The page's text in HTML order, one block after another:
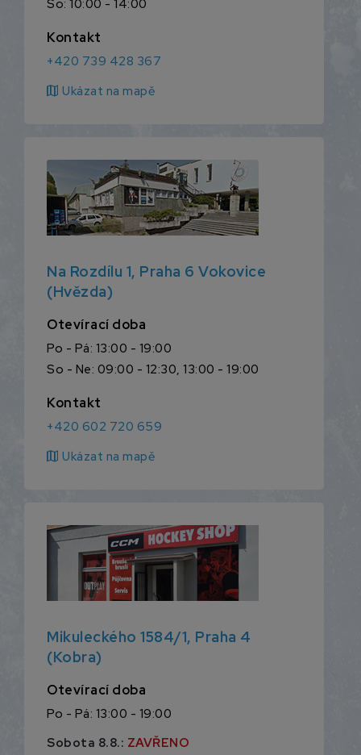
So: 10:00 - 14:00
Kontakt
+420 739 428 367
map Ukázat na mapě
Na Rozdílu 1, Praha 6 Vokovice
(Hvězda)
Otevírací doba
Po - Pá: 13:00 - 19:00
So - Ne: 09:00 - 12:30, 13:00 - 19:00
Kontakt
+420 602 720 659
map Ukázat na mapě
Mikuleckého 1584/1, Praha 4
(Kobra)
Otevírací doba
Po - Pá: 13:00 - 19:00
Sobota 8.8.: ZAVŘENO